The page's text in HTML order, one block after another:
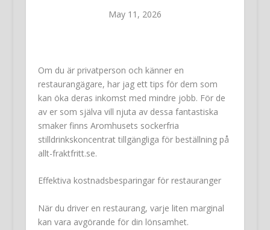
May 11, 2026
Om du är privatperson och känner en
restaurangägare, har jag ett tips för dem som
kan öka deras inkomst med mindre jobb. För de
av er som själva vill njuta av dessa fantastiska
smaker finns Aromhusets sockerfria
stilldrinkskoncentrat tillgängliga för beställning på
allt-fraktfritt.se.
Effektiva kostnadsbesparingar för restauranger
När du driver en restaurang, varje liten marginal
kan vara avgörande för din lönsamhet.